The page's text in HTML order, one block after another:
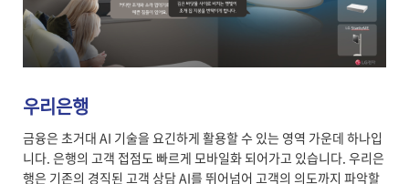
우리은행
금융은 초거대 AI 기술을 요긴하게 활용할 수 있는 영역 가운데 하나입
니다. 은행의 고객 접점도 빠르게 모바일화 되어가고 있습니다. 우리은
행은 기존의 경직된 고객 상담 AI를 뛰어넘어 고객의 의도까지 파악할